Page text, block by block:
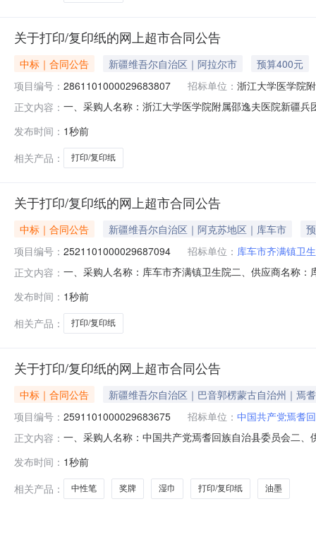
关于打印/复印纸的网上超市合同公告
中标｜合同公告 新疆维吾尔自治区｜阿拉尔市
预算400元
项目编号： 2861101000029683807 招标单位： 浙江大学医学院
正文内容： 一、采购人名称：浙江大学医学院附属邵逸夫医院新疆
(元)1百旺A570g打印/复印纸打印纸/复印纸百旺/
发布时间： 1秒前
相关产品：
打印/复印纸
关于打印/复印纸的网上超市合同公告
中标｜合同公告 新疆维吾尔自治区｜阿克苏地区｜库车市
项目编号： 2521101000029687094 招标单位： 库车市齐满镇卫
正文内容： 一、采购人名称：库车市齐满镇卫生院二、供应商名称
30.0013741102得力7430打印/复印纸得力/deli7351箱
发布时间： 1秒前
相关产品：
打印/复印纸
关于打印/复印纸的网上超市合同公告
中标｜合同公告
新疆维吾尔自治区｜巴音郭楞蒙古自治州｜焉
项目编号： 2591101000029683675 招标单位： 中国共产党焉耆
正文内容： 一、采购人名称：中国共产党焉耆回族自治县委员会二
箱10.0022022002理光S-8113其它油墨EV3750C/
发布时间： 1秒前
相关产品：
中性笔 奖牌 湿巾 打印/复印纸 油墨